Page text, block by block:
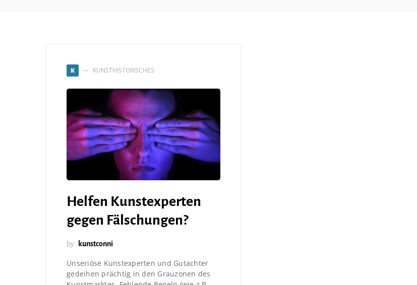
K KUNSTHISTORISCHES
Helfen Kunstexperten
gegen Fälschungen?
by kunstconni
Unseriöse Kunstexperten und Gutachter
gedeihen prächtig in den Grauzonen des